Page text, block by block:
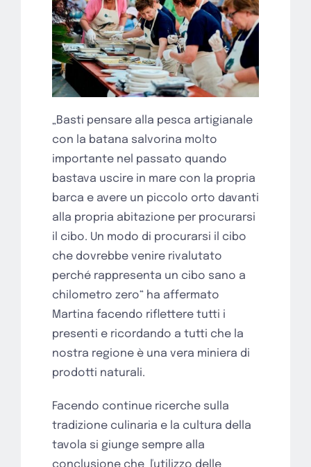
„Basti pensare alla pesca artigianale
con la batana salvorina molto
importante nel passato quando
bastava uscire in mare con la propria
barca e avere un piccolo orto davanti
alla propria abitazione per procurarsi
il cibo. Un modo di procurarsi il cibo
che dovrebbe venire rivalutato
perché rappresenta un cibo sano a
chilometro zero“ ha affermato
Martina facendo riflettere tutti i
presenti e ricordando a tutti che la
nostra regione è una vera miniera di
prodotti naturali.
Facendo continue ricerche sulla
tradizione culinaria e la cultura della
tavola si giunge sempre alla